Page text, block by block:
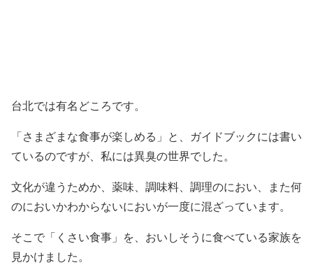
台北では有名どころです。
「さまざまな食事が楽しめる」と、ガイドブックには書い
ているのですが、私には異臭の世界でした。
文化が違うためか、薬味、調味料、調理のにおい、また何
のにおいかわからないにおいが一度に混ざっています。
そこで「くさい食事」を、おいしそうに食べている家族を
見かけました。